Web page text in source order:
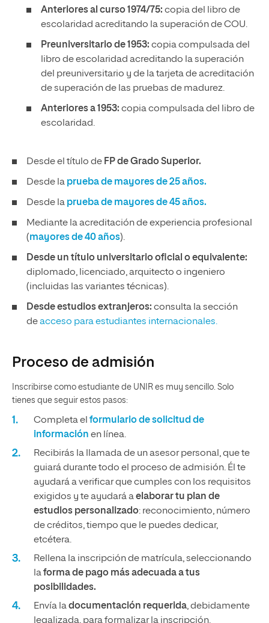
Anteriores al curso 1974/75: copia del libro de
escolaridad acreditando la superación de COU.
Preuniversitario de 1953: copia compulsada del
libro de escolaridad acreditando la superación
del preuniversitario y de la tarjeta de acreditación
de superación de las pruebas de madurez.
Anteriores a 1953: copia compulsada del libro de
escolaridad.
Desde el título de FP de Grado Superior.
Desde la prueba de mayores de 25 años.
Desde la prueba de mayores de 45 años.
Mediante la acreditación de experiencia profesional
(mayores de 40 años).
Desde un título universitario oficial o equivalente:
diplomado, licenciado, arquitecto o ingeniero
(incluidas las variantes técnicas).
Desde estudios extranjeros: consulta la sección
deacceso para estudiantes internacionales.
Proceso de admisión
Inscribirse como estudiante de UNIR es muy sencillo. Solo
tienes que seguir estos pasos:
Completa el formulario de solicitud de
información en línea.
Recibirás la llamada de un asesor personal, que te
guiará durante todo el proceso de admisión. Él te
ayudará a verificar que cumples con los requisitos
exigidos y te ayudará aelaborar tu plan de
estudios personalizado: reconocimiento, número
de créditos, tiempo que le puedes dedicar,
etcétera.
Rellena la inscripción de matrícula, seleccionando
laforma de pago más adecuada a tus
posibilidades.
Envía ladocumentación requerida, debidamente
legalizada, para formalizar la inscripción.